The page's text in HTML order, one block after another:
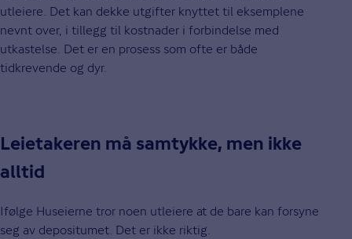
utleiere. Det kan dekke utgifter knyttet til eksemplene
nevnt over, i tillegg til kostnader i forbindelse med
utkastelse. Det er en prosess som ofte er både
tidkrevende og dyr.
Leietakeren må samtykke, men ikke
alltid
Ifølge Huseierne tror noen utleiere at de bare kan forsyne
seg av depositumet. Det er ikke riktig.